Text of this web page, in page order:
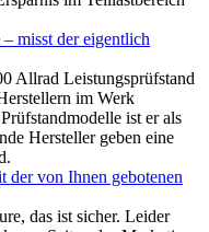
misst der eigentlich
Allrad Leistungsprüfstand
im Werk
ist er als
Hersteller geben eine
der von Ihnen gebotenen
das ist sicher. Leider